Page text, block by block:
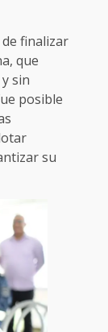
de finalizar
que
sin
posible
su